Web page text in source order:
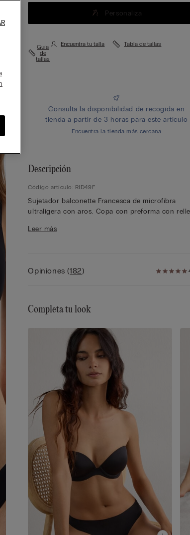
Personaliza
Guía
de
tallas
Encuentra tu talla Tabla de tallas
Consulta la disponibilidad de recogida en
tienda a partir de 3 horas para este artículo
Encuentra la tienda más cercana
Descripción
Código artículo: RID49F
Sujetador balconette Francesca de microfibra
ultraligera con aros. Copa con preforma con
sujeción sin aumentar el volumen del pecho.
las tallas 4 y 5 para conferir el mejor ajuste.
gracias a las numerosas peculiaridades que la
caracterizan: tiene un tacto muy suave y
envolvente y sedosa, casi impalpable, para
un efecto de «segunda piel», resulta
una vez puesta… En definitiva, es la aliada
la mujer, para cada día y cualquier ocasión.
Leer más
Opiniones(182)
Completa tu look